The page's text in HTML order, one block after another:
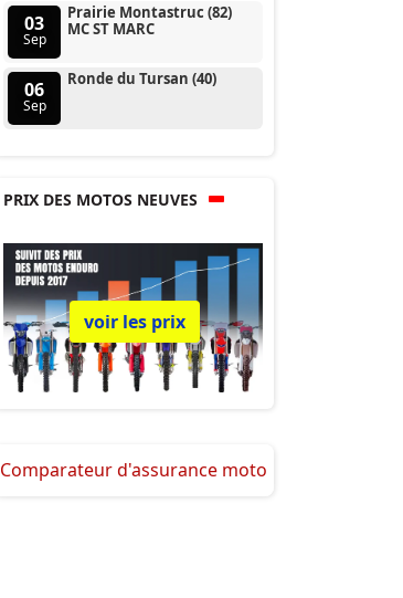
03
Sep
Prairie Montastruc (82)
MC ST MARC
06
Sep
Ronde du Tursan (40)
PRIX DES MOTOS NEUVES
voir les prix
Comparateur d'assurance moto